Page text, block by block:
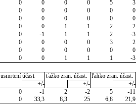
0 0 0 0 5 3
0 0 0 0 0 0
0 0 0 0 0 0
0 0 1 -1 2 -2
0 -1 1 1 2 -3
0 0 0 0 3 2
0 0 0 0 0 0
0 0 1 1 1 -3
usmrtení účast. ťažko zran. účast. ľahko zran. účast.
+/- +/- +/-
0 -1 2 -2 5 -11
0 33,3 8,3 25 6,8 21,9